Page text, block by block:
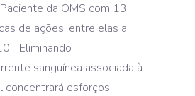
da OMS com 13
de ações, entre elas a
“Eliminando
sanguínea associada à
concentrará esforços